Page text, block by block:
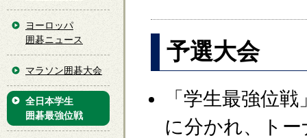
予選大会
「学生最強位
に分かれ、ト
ヨーロッパ
囲碁ニュース
マラソン囲碁大会
全日本学生
囲碁最強位戦